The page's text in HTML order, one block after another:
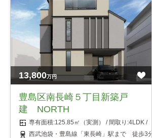
13,800万円
豊島区南長崎５丁目新築戸
建 NORTH
125.85㎡（実測）
4LDK
西武池袋・豊島線「東長崎」駅まで 徒歩3分